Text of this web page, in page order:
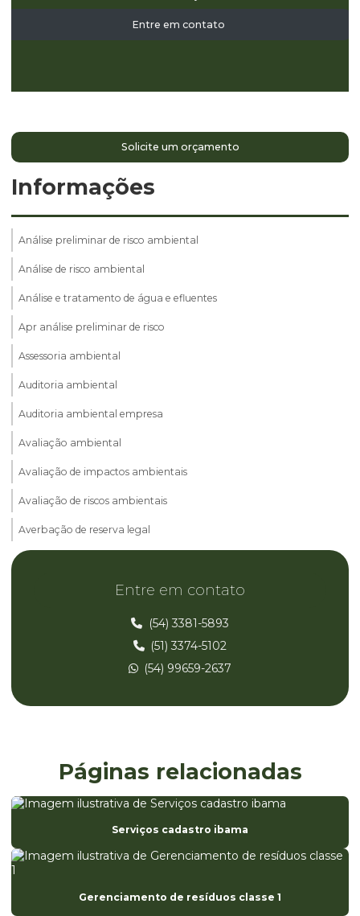
Entre em contato
Solicite um orçamento
Informações
Análise preliminar de risco ambiental
Análise de risco ambiental
Análise e tratamento de água e efluentes
Apr análise preliminar de risco
Assessoria ambiental
Auditoria ambiental
Auditoria ambiental empresa
Avaliação ambiental
Avaliação de impactos ambientais
Avaliação de riscos ambientais
Averbação de reserva legal
Cadastro ambiental rural car
Consultoria ambiental
Consultoria ambiental parana
Consultoria ambiental rio grande do sul
Consultoria ambiental rs
Consultoria ambiental santa catarina
Consultoria e licenciamento ambiental
Eia estudo de impacto ambiental
Entre em contato
(54) 3381-5893
(51) 3374-5102
(54) 99659-2637
Páginas relacionadas
Serviços cadastro ibama
Gerenciamento de resíduos classe 1